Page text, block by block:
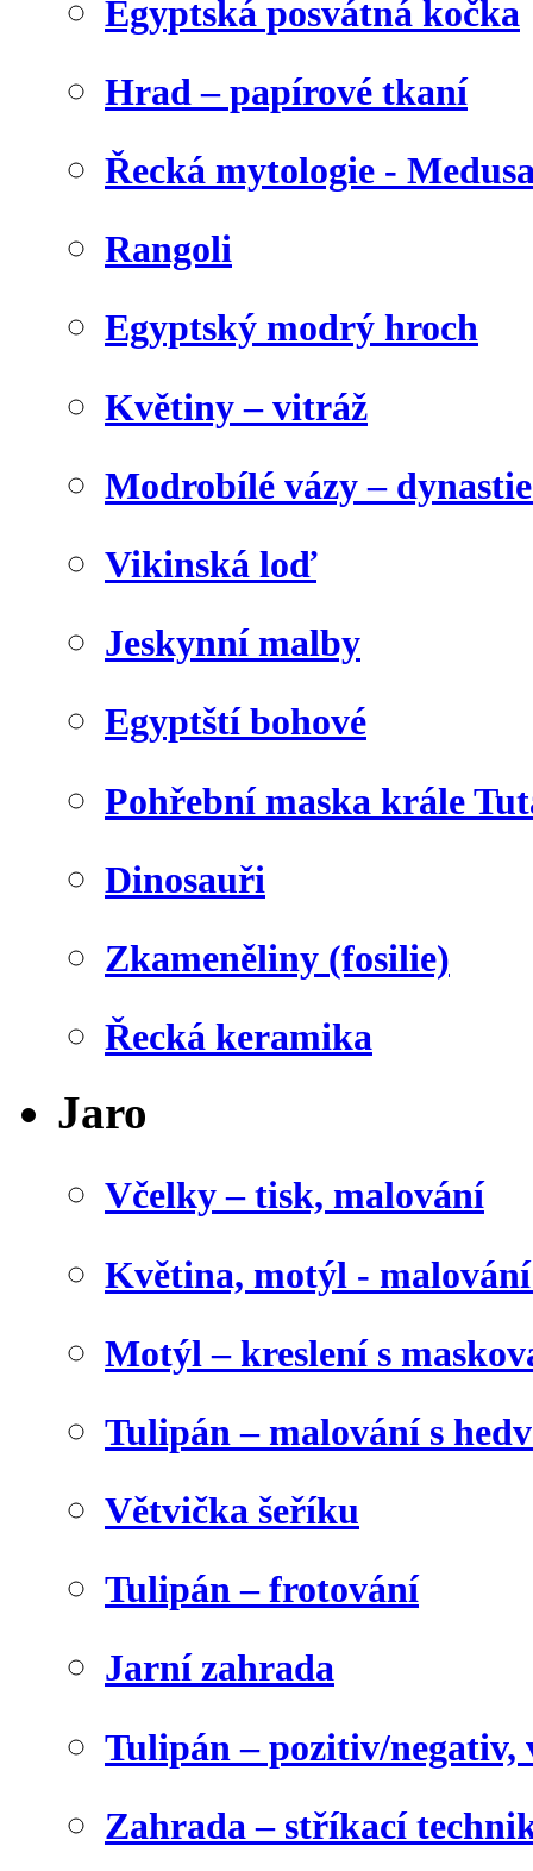
Egyptská posvátná kočka
Hrad – papírové tkaní
Řecká mytologie -
Rangoli
Egyptský modrý hroch
Květiny – vitráž
Modrobílé vázy –
Vikinská loď
Jeskynní malby
Egyptští bohové
Pohřební maska krále
Dinosauři
Zkameněliny (fosilie)
Řecká keramika
Jaro
Včelky – tisk, malování
Květina, motýl -
Motýl – kreslení s
Tulipán – malování s
Větvička šeříku
Tulipán – frotování
Jarní zahrada
Tulipán – pozitiv/negativ,
Zahrada – stříkací